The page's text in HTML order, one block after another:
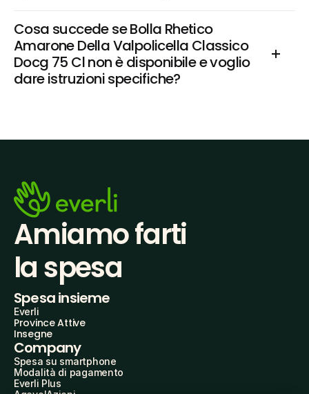
Cosa succede se Bolla Rhetico
Amarone Della Valpolicella Classico
Docg 75 Cl non è disponibile e voglio
dare istruzioni specifiche?
Amiamo farti
la spesa
Spesa insieme
Everli
Province Attive
Insegne
Company
Spesa su smartphone
Modalità di pagamento
Everli Plus